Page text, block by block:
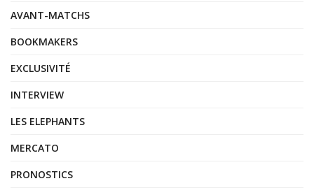
AVANT-MATCHS
BOOKMAKERS
EXCLUSIVITÉ
INTERVIEW
LES ELEPHANTS
MERCATO
PRONOSTICS